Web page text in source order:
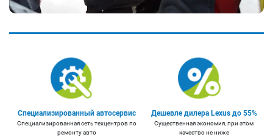
Специализированный автосервис
Специализированная сеть техцентров по
ремонту авто
Дешевле дилера Lexus до 55%
Существенная экономия, при этом
качество не ниже